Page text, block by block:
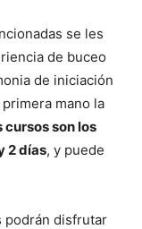
se les
de buceo
de iniciación
mano la
son los
2 días, y puede
podrán disfrutar